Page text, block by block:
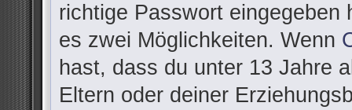
richtige Passwort eingegeben
es zwei Möglichkeiten. Wenn
hast, dass du unter 13 Jahre
Eltern oder deiner